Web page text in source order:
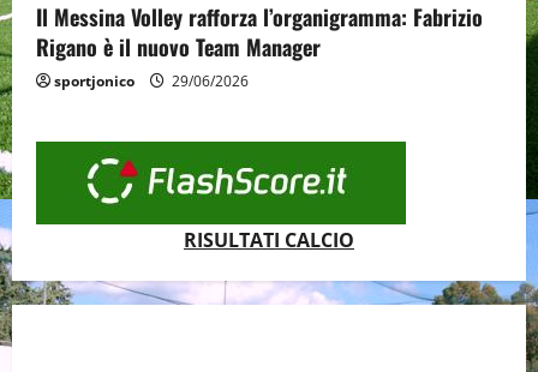
Il Messina Volley rafforza l’organigramma: Fabrizio
Rigano è il nuovo Team Manager
sportjonico 29/06/2026
RISULTATI CALCIO